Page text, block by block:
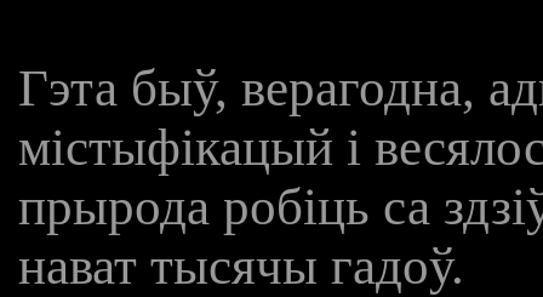
Гэта быў, верагодна,
містыфікацый і
прырода робіць са
нават тысячы гадоў.